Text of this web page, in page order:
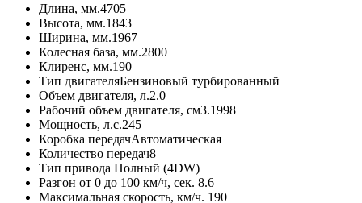
Длина, мм.4705
Высота, мм.1843
Ширина, мм.1967
Колесная база, мм.2800
Клиренс, мм.190
Тип двигателяБензиновый турбированный
Объем двигателя, л.2.0
Рабочий объем двигателя, см3.1998
Мощность, л.с.245
Коробка передачАвтоматическая
Количество передач8
Тип привода Полный (4DW)
Разгон от 0 до 100 км/ч, сек. 8.6
Максимальная скорость, км/ч. 190